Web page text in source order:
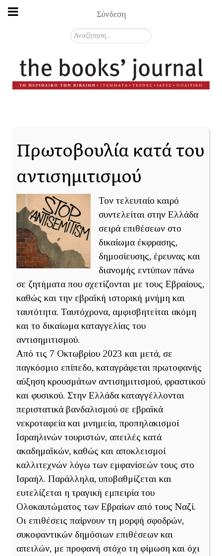
Σύνδεση
Αναζήτηση...
Πρωτοβουλία κατά του
αντισημιτισμού
Τον τελευταίο καιρό
συντελείται στην Ελλάδα
σειρά επιθέσεων στο
δικαίωμα έκφρασης,
δημοσίευσης, έρευνας και
διανομής εντύπων πάνω
σε ζητήματα που σχετίζονται με τους Εβραίους,
καθώς και την εβραϊκή ιστορική μνήμη και
ταυτότητα. Ταυτόχρονα, αμφισβητείται ακόμη
και το δικαίωμα καταγγελίας του
αντισημιτισμού.
Από τις 7 Οκτωβρίου 2023 και μετά, σε
παγκόσμιο επίπεδο, καταγράφεται πρωτοφανής
αύξηση κρουσμάτων αντισημιτισμού, φραστικού
και φυσικού. Στην Ελλάδα καταγγέλλονται
περιστατικά βανδαλισμού σε εβραϊκά
νεκροταφεία και μνημεία, προπηλακισμοί
Ισραηλινών τουριστών, απειλές κατά
ακαδημαϊκών, καθώς και αποκλεισμοί
καλλιτεχνών λόγω των εμφανίσεών τους στο
Ισραήλ. Παράλληλα, υποβαθμίζεται και
ευτελίζεται η τραγική εμπειρία του
Ολοκαυτώματος των Εβραίων από τους Ναζί.
Οι επιθέσεις παίρνουν τη μορφή σφοδρών,
συκοφαντικών δημόσιων επιθέσεων και
απειλών, με προφανή στόχο τη φίμωση και όχι